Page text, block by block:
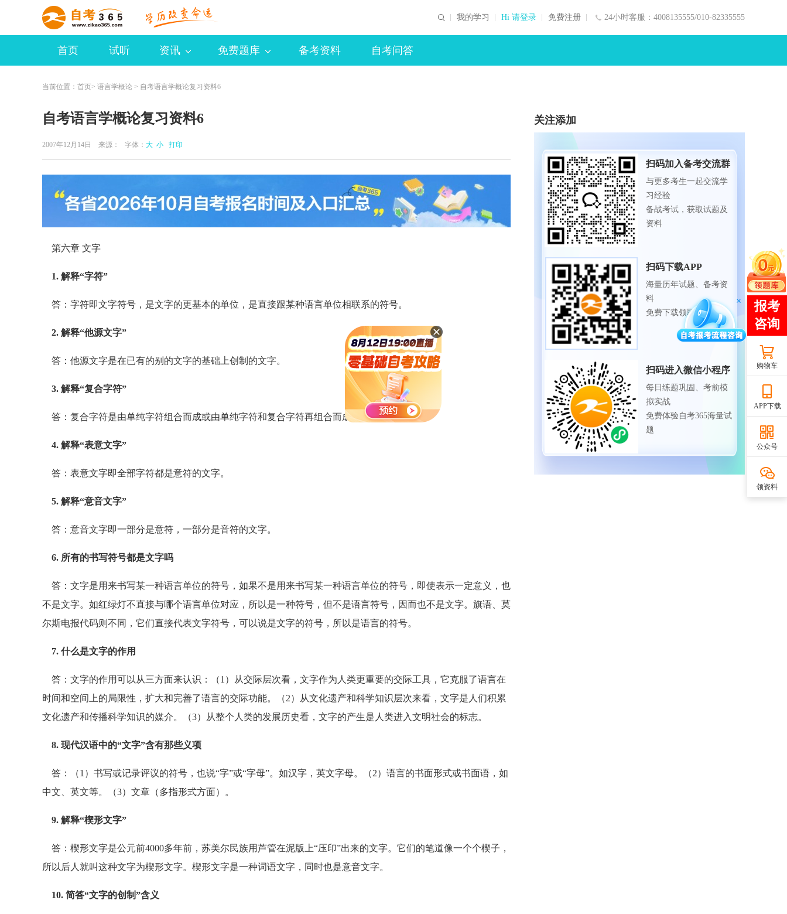
24小时客服：4008135555/010-82335555
我的学习 Hi 请登录 免费注册
首页 试听 资讯 免费题库 备考资料 自考问答
当前位置： 首页> 语言学概论 > 自考语言学概论复习资料6
自考语言学概论复习资料6
2007年12月14日 来源： 字体： 大 小 打印
第六章 文字
1. 解释“字符”
答：字符即文字符号，是文字的更基本的单位，是直接跟某种语言单位相联系的符号。
2. 解释“他源文字”
答：他源文字是在已有的别的文字的基础上创制的文字。
3. 解释“复合字符”
答：复合字符是由单纯字符组合而成或由单纯字符和复合字符再组合而成的字符。
4. 解释“表意文字”
答：表意文字即全部字符都是意符的文字。
5. 解释“意音文字”
答：意音文字即一部分是意符，一部分是音符的文字。
6. 所有的书写符号都是文字吗
答：文字是用来书写某一种语言单位的符号，如果不是用来书写某一种语言单位的符号，即使表示一定意义，也
不是文字。如红绿灯不直接与哪个语言单位对应，所以是一种符号，但不是语言符号，因而也不是文字。旗语、莫
尔斯电报代码则不同，它们直接代表文字符号，可以说是文字的符号，所以是语言的符号。
7. 什么是文字的作用
答：文字的作用可以从三方面来认识：（1）从交际层次看，文字作为人类更重要的交际工具，它克服了语言在
时间和空间上的局限性，扩大和完善了语言的交际功能。（2）从文化遗产和科学知识层次来看，文字是人们积累
文化遗产和传播科学知识的媒介。（3）从整个人类的发展历史看，文字的产生是人类进入文明社会的标志。
8. 现代汉语中的“文字”含有那些义项
答：（1）书写或记录评议的符号，也说“字”或“字母”。如汉字，英文字母。（2）语言的书面形式或书面语，如
中文、英文等。（3）文章（多指形式方面）。
9. 解释“楔形文字”
答：楔形文字是公元前4000多年前，苏美尔民族用芦管在泥版上“压印”出来的文字。它们的笔道像一个个楔子，
所以后人就叫这种文字为楔形文字。楔形文字是一种词语文字，同时也是意音文字。
10. 简答“文字的创制”含义
关注添加
扫码加入备考交流群
与更多考生一起交流学
习经验
备战考试，获取试题及
资料
扫码下载APP
海量历年试题、备考资
料
免费下载领取
扫码进入微信小程序
每日练题巩固、考前模
拟实战
免费体验自考365海量试
题
购物车
APP下载
公众号
领资料